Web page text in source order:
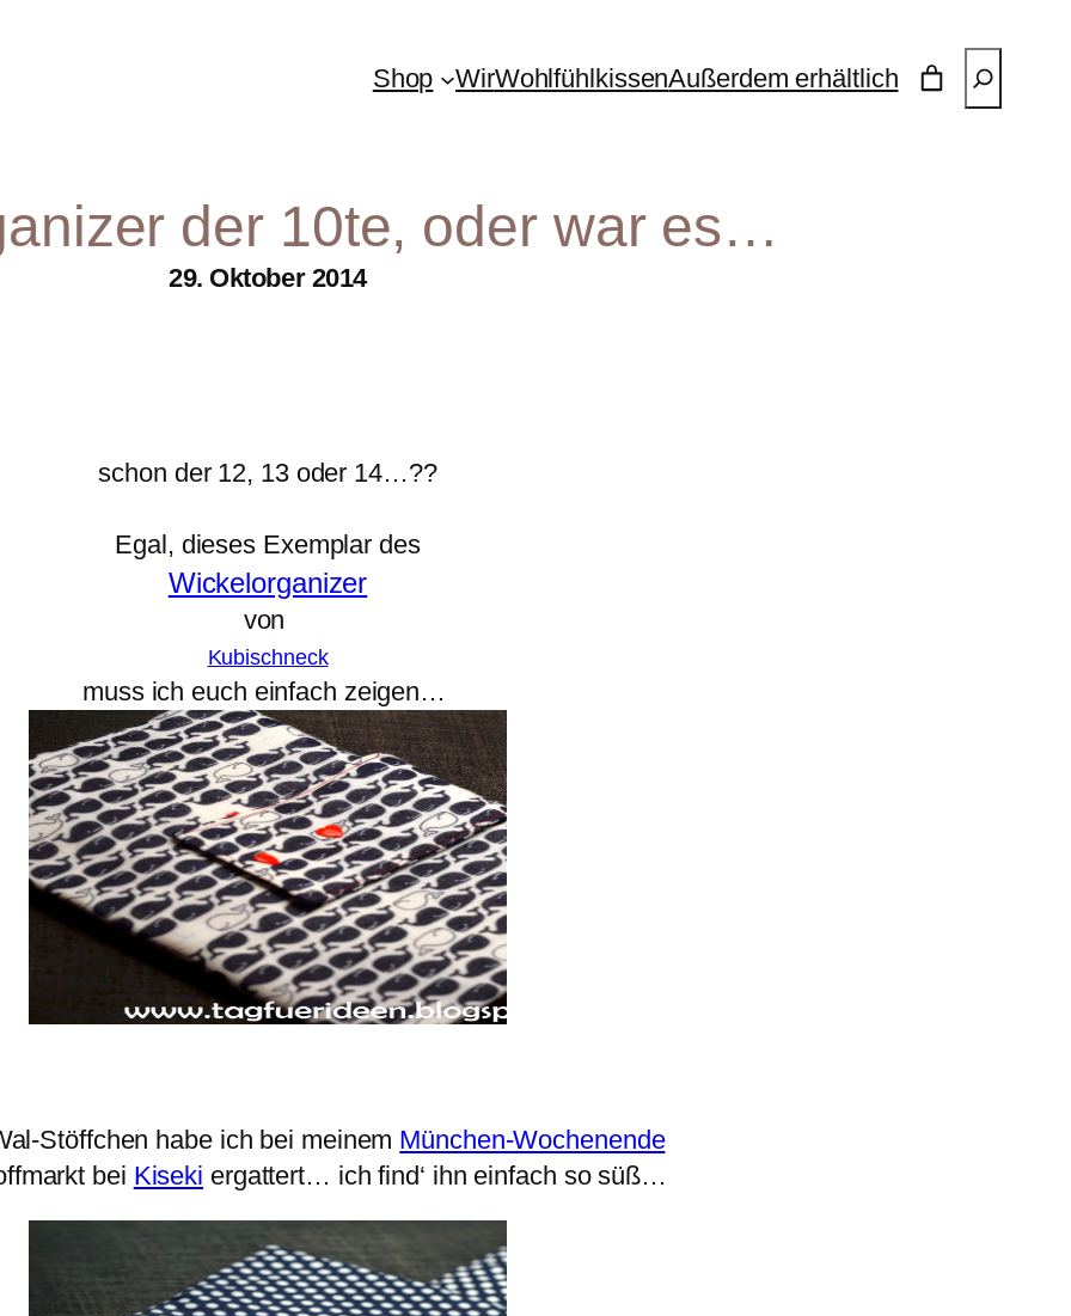
Shop WirWohlfühlkissenAußerdem erhältlich
der 10te, oder war es…
29. Oktober 2014
schon der 12, 13 oder 14…??
Egal, dieses Exemplar des
Wickelorganizer
von
Kubischneck
muss ich euch einfach zeigen…
Stöffchen habe ich bei meinem München-Wochenende
bei Kiseki ergattert… ich find‘ ihn einfach so süß…